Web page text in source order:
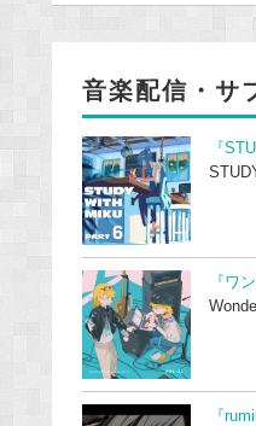
音楽配信・サ
『
『ワ
『